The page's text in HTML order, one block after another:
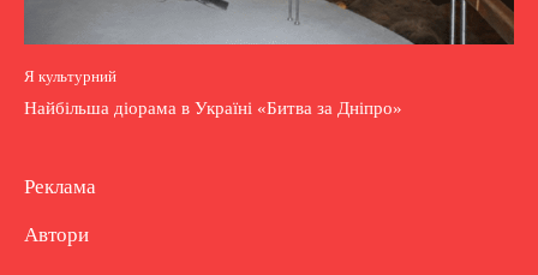
Я культурний
Найбільша діорама в Україні «Битва за Дніпро»
Реклама
Автори